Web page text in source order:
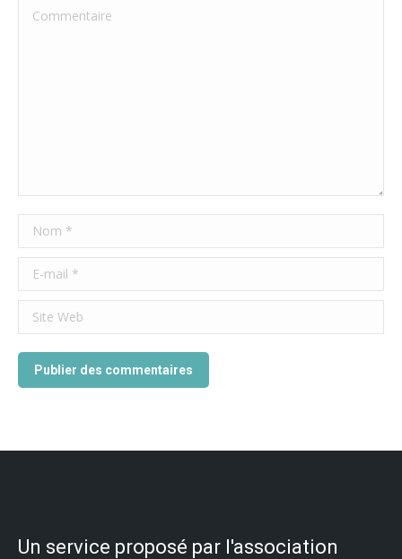
Commentaire
Nom *
E-mail *
Site Web
Publier des commentaires
Un service proposé par l'association